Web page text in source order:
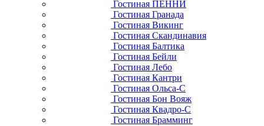
Гостиная ПЕННИ
Гостиная Гранада
Гостиная Викинг
Гостиная Скандинавия
Гостиная Балтика
Гостиная Бейли
Гостиная Лебо
Гостиная Кантри
Гостиная Ольса-С
Гостиная Бон Вояж
Гостиная Квадро-С
Гостиная Брамминг